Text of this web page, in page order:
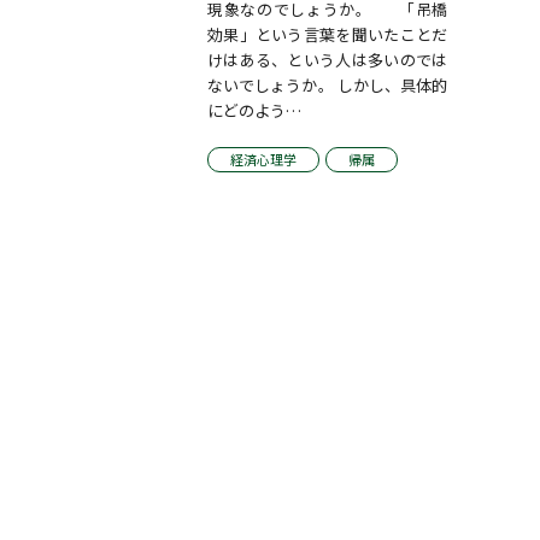
現象なのでしょうか。      「吊橋
効果」という言葉を聞いたことだ
けはある、という人は多いのでは
ないでしょうか。 しかし、具体的
にどのよう…
経済心理学 帰属